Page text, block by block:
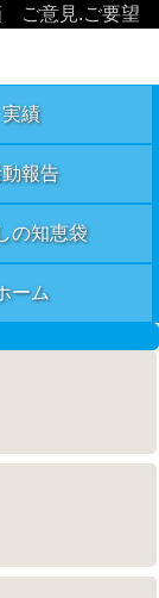
ご意見.ご要望
実績
報告
の知恵袋
ーム